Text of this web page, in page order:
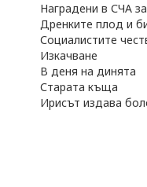
Наградени в СЧА
Дренките плод и
Социалистите
Изкачване
В деня на динята
Старата къща
Ирисът издава